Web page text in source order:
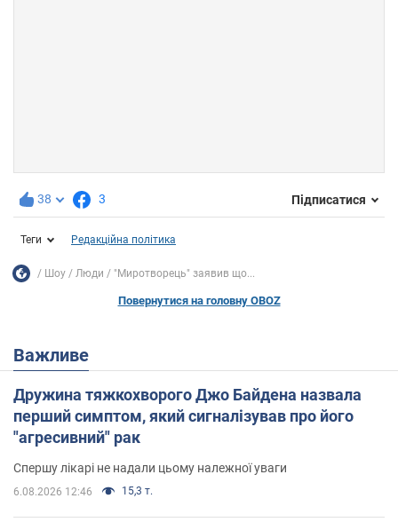
38 3 Підписатися
Теги Редакційна політика
Шоу Люди "Миротворець" заявив що...
Повернутися на головну OBOZ
Важливе
Дружина тяжкохворого Джо Байдена назвала
перший симптом, який сигналізував про його
"агресивний" рак
Спершу лікарі не надали цьому належної уваги
6.08.2026 12:46 15,3 т.